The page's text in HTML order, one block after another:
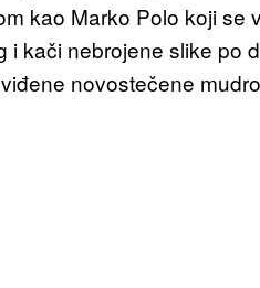
kao Marko Polo koji se
kači nebrojene slike po
novostečene